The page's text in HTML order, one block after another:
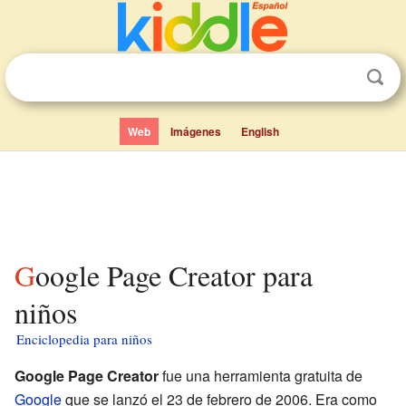
Web Imágenes English
Google Page Creator para
niños
Enciclopedia para niños
Google Page Creatorfue una herramienta gratuita de
Googleque se lanzó el 23 de febrero de 2006. Era como